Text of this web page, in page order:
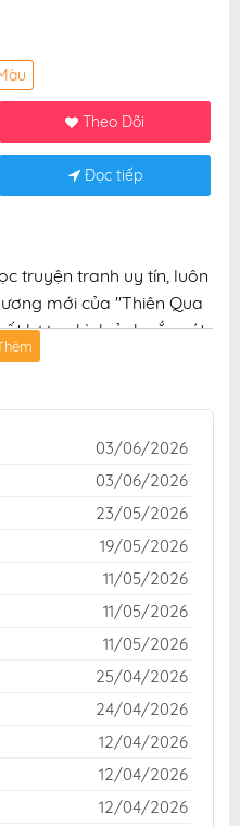
Theo Dõi
Đọc tiếp
truyện tranh uy tín, luôn
mới của "Thiên Qua
lượng hình ảnh sắc nét,
thân thiện, mang đến trải
lợi, hoàn toàn miễn
tranh online.
03/06/2026
03/06/2026
23/05/2026
19/05/2026
11/05/2026
11/05/2026
11/05/2026
25/04/2026
24/04/2026
12/04/2026
12/04/2026
12/04/2026